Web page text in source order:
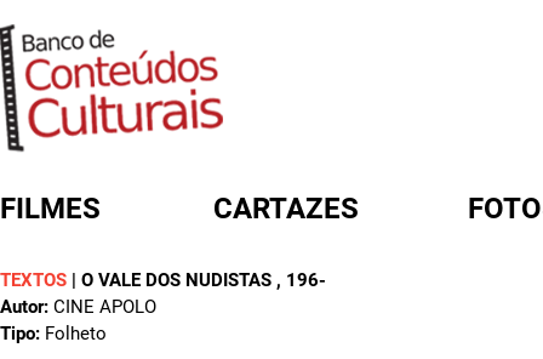
FILMES CARTAZES
TEXTOS | O VALE DOS NUDISTAS , 196-
Autor: CINE APOLO
Tipo: Folheto
FORMULÁRIO DE BUSCA